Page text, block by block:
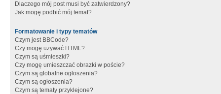
Dlaczego mój post musi być zatwierdzony?
Jak mogę podbić mój temat?
Formatowanie i typy tematów
Czym jest BBCode?
Czy mogę używać HTML?
Czym są uśmieszki?
Czy mogę umieszczać obrazki w poście?
Czym są globalne ogłoszenia?
Czym są ogłoszenia?
Czym są tematy przyklejone?